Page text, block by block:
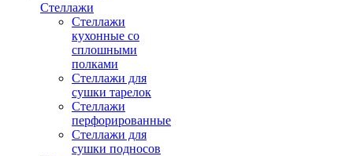
Стеллажи
Стеллажи
кухонные со
сплошными
полками
Стеллажи для
сушки тарелок
Стеллажи
перфорированные
Стеллажи для
сушки подносов